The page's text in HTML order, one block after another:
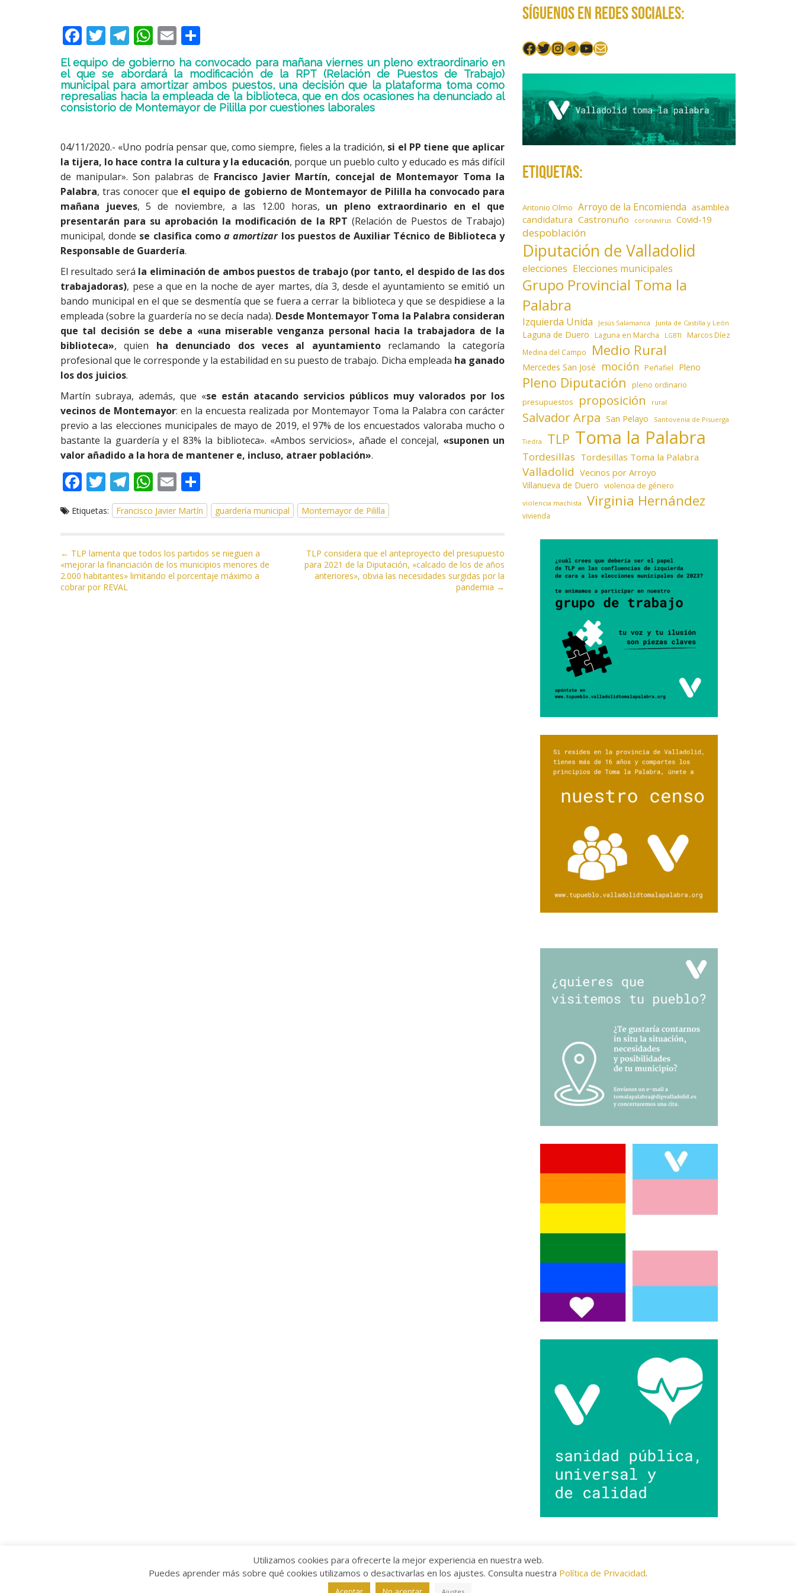
F
ac
e
b
o
k
T
w
itt
er
T
el
e
gr
a
W
h
at
s
A
p
E
m
ai
l
o
m
p
ar
r
El equipo de gobierno ha convocado para mañana viernes un pleno extraordinario en
el que se abordará la modificación de la RPT (Relación de Puestos de Trabajo)
municipal para amortizar ambos puestos, una decisión que la plataforma toma como
represalias hacia la empleada de la biblioteca, que en dos ocasiones ha denunciado al
consistorio de Montemayor de Pililla por cuestiones laborales
04/11/2020.- «Uno podría pensar que, como siempre, fieles a la tradición, si el PP tiene que aplicar
la tijera, lo hace contra la cultura y la educación, porque un pueblo culto y educado es más difícil
de manipular». Son palabras de Francisco Javier Martín, concejal de Montemayor Toma la
Palabra, tras conocer que el equipo de gobierno de Montemayor de Pililla ha convocado para
mañana jueves, 5 de noviembre, a las 12.00 horas, un pleno extraordinario en el que
presentarán para su aprobación la modificación de la RPT (Relación de Puestos de Trabajo)
municipal, donde se clasifica comoa amortizarlos puestos de Auxiliar Técnico de Biblioteca y
Responsable de Guardería.
El resultado será la eliminación de ambos puestos de trabajo (por tanto, el despido de las dos
trabajadoras), pese a que en la noche de ayer martes, día 3, desde el ayuntamiento se emitió un
bando municipal en el que se desmentía que se fuera a cerrar la biblioteca y que se despidiese a la
empleada (sobre la guardería no se decía nada). Desde Montemayor Toma la Palabra consideran
que tal decisión se debe a «una miserable venganza personal hacia la trabajadora de la
biblioteca», quien ha denunciado dos veces al ayuntamientoreclamando la categoría
profesional que le corresponde y la estabilidad en su puesto de trabajo. Dicha empleada ha ganado
los dos juicios.
Martín subraya, además, que «se están atacando servicios públicos muy valorados por los
vecinos de Montemayor: en la encuesta realizada por Montemayor Toma la Palabra con carácter
previo a las elecciones municipales de mayo de 2019, el 97% de los encuestados valoraba mucho o
bastante la guardería y el 83% la biblioteca». «Ambos servicios», añade el concejal, «suponen un
valor añadido a la hora de mantener e, incluso, atraer población».
F
e
o
o
k
T
w
itt
T
el
e
a
m
W
h
at
A
p
E
m
ai
o
m
ar
ti
Etiquetas: Francisco Javier Martín guardería municipal Montemayor de Pililla
N
a
v
← TLP lamenta que todos los partidos se nieguen a
«mejorar la financiación de los municipios menores de
2.000 habitantes» limitando el porcentaje máximo a
cobrar por REVAL
TLP considera que el anteproyecto del presupuesto
para 2021 de la Diputación, «calcado de los de años
anteriores», obvia las necesidades surgidas por la
pandemia →
Síguenos en redes sociales:
Facebook
Twitter
Instagram
Telegram
YouTube
Mail
Etiquetas:
Antonio Olmo Arroyo de la Encomienda asamblea
candidatura Castronuño coronavirus Covid-19
despoblación
Diputación de Valladolid
elecciones Elecciones municipales
Grupo Provincial Toma la
Palabra
Izquierda Unida Jesús Salamanca Junta de Castilla y León
Laguna de Duero Laguna en Marcha LGBTI Marcos Díez
Medina del Campo Medio Rural
Mercedes San José moción Peñafiel Pleno
Pleno Diputación pleno ordinario
presupuestos proposición rural
Salvador Arpa San Pelayo Santovenia de Pisuerga
Tiedra TLP Toma la Palabra
Tordesillas Tordesillas Toma la Palabra
Valladolid Vecinos por Arroyo
Villanueva de Duero violencia de género
violencia machista Virginia Hernández
vivienda
Aviso legal/Política de Privacidad /
Utilizamos cookies para ofrecerte la mejor experiencia en nuestra web.
Puedes aprender más sobre qué cookies utilizamos o desactivarlas en los ajustes. Consulta nuestra Política de Privacidad.